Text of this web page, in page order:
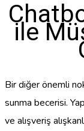
ile
Bir diğer önemli
sunma becerisi.
ve alışveriş